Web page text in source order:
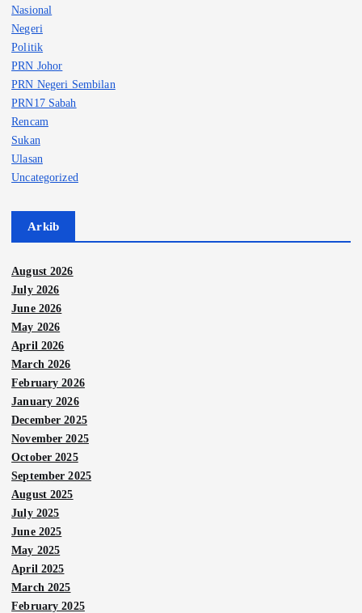
Nasional
Negeri
Politik
PRN Johor
PRN Negeri Sembilan
PRN17 Sabah
Rencam
Sukan
Ulasan
Uncategorized
Arkib
August 2026
July 2026
June 2026
May 2026
April 2026
March 2026
February 2026
January 2026
December 2025
November 2025
October 2025
September 2025
August 2025
July 2025
June 2025
May 2025
April 2025
March 2025
February 2025